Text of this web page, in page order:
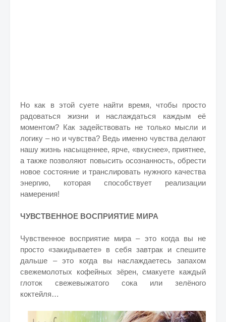
Но как в этой суете найти время, чтобы просто
радоваться жизни и наслаждаться каждым её
моментом? Как задействовать не только мысли и
логику – но и чувства? Ведь именно чувства делают
нашу жизнь насыщеннее, ярче, «вкуснее», приятнее,
а также позволяют повысить осознанность, обрести
новое состояние и транслировать нужного качества
энергию, которая способствует реализации
намерения!
ЧУВСТВЕННОЕ ВОСПРИЯТИЕ МИРА
Чувственное восприятие мира – это когда вы не
просто «закидываете» в себя завтрак и спешите
дальше – это когда вы наслаждаетесь запахом
свежемолотых кофейных зёрен, смакуете каждый
глоток свежевыжатого сока или зелёного
коктейля…